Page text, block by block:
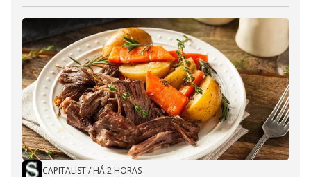
CAPITALIST/ HÁ 2 HORAS